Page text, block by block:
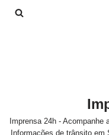
Imprensa 24h -